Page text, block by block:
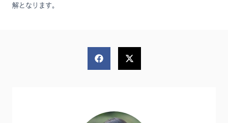
解となります。